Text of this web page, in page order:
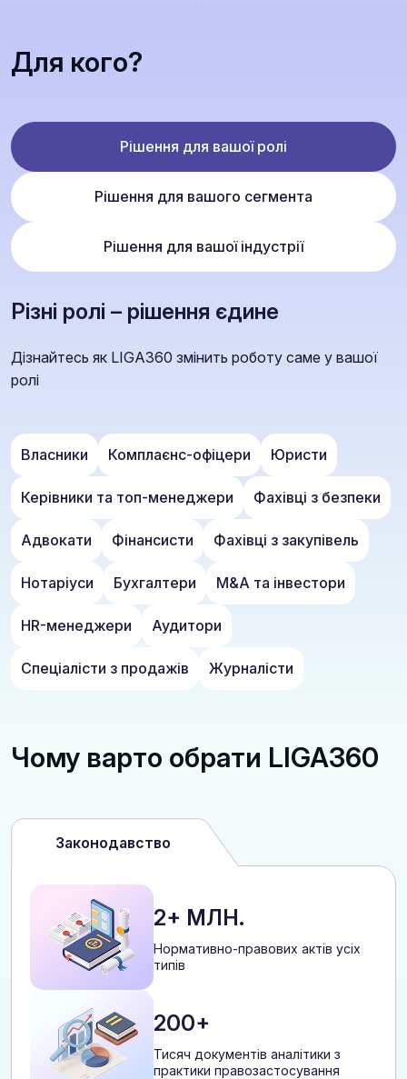
Для кого?
Рішення для вашої ролі
Рішення для вашого сегмента
Рішення для вашої індустрії
Різні ролі – рішення єдине
Дізнайтесь як LIGA360 змінить роботу саме у вашої
ролі
Власники Комплаєнс-офіцери Юристи
Керівники та топ-менеджери Фахівці з безпеки
Адвокати Фінансисти Фахівці з закупівель
Нотаріуси Бухгалтери M&A та інвестори
HR-менеджери Аудитори
Спеціалісти з продажів Журналісти
Чому варто обрати LIGA360
Законодавство
2+ МЛН.
Нормативно-правових актів усіх
типів
200+
Тисяч документів аналітики з
практики правозастосування